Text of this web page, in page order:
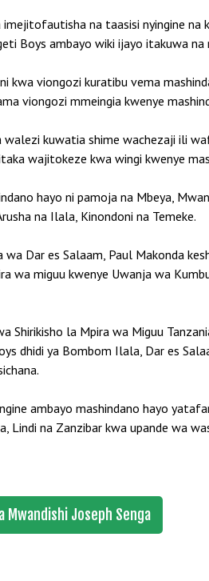
na taasisi nyingine na
Boys ambayo wiki ijayo itakuwa na
kwa viongozi kuratibu vema
viongozi mmeingia kwenye
kuwatia shime wachezaji ili
wajitokeze kwa wingi kwenye
hayo ni pamoja na Mbeya,
na Ilala, Kinondoni na Temeke.
Dar es Salaam, Paul Makonda
wa miguu kwenye Uwanja wa
Shirikisho la Mpira wa Miguu
dhidi ya Bombom Ilala, Dar es
ambayo mashindano hayo
Lindi na Zanzibar kwa upande wa
Mwandishi Joseph Senga